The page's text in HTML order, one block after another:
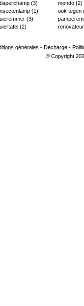
(3)
(1)
(3)
(2)
mondo (2)
ook tegen
générales - Décharge -
© Copyright